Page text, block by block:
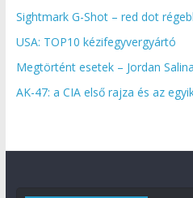
Sightmark G-Shot – red dot
USA: TOP10 kézifegyvergyártó
Megtörtént esetek – Jordan
AK-47: a CIA első rajza és az